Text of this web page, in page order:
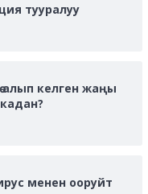
тууралуу
алып келген жаңы
менен ооруйт